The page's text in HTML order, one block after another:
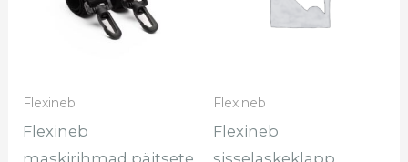
Flexineb
Flexineb
maskirihmad päitsete
Flexineb
Flexineb
sisselaskeklapp